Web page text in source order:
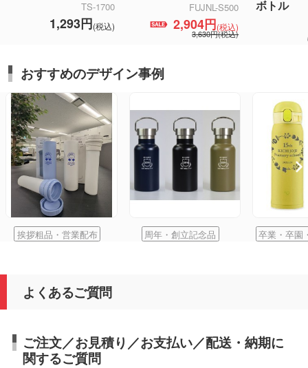
TS-1700
1,293円(税込)
FUJNL-S500
2,904円(税込)
3,630円(税込)
ボトル
おすすめのデザイン事例
挨拶粗品・営業配布 周年・創立記念品 卒業・卒園
よくあるご質問
ご注文／お見積り／お支払い／配送・納期に
関するご質問